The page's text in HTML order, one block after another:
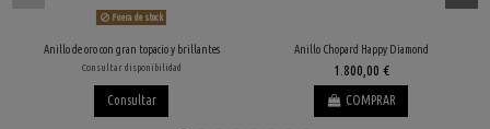
Fuera de stock
Anillo de oro con gran topacio y brillantes
Consultar disponibilidad
Consultar
Anillo Chopard Happy Diamond
1.800,00 €
COMPRAR